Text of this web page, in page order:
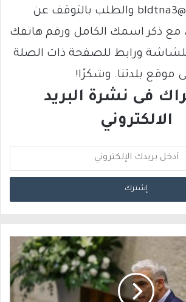
bldtna3@gmail.com والطلب بالتوقف عن
مع ذكر اسمك الكامل ورقم هاتفك
ورابط للصفحة ذات الصلة
موقع بلدتنا. وشكرًا!
فى نشرة البريد
الالكتروني